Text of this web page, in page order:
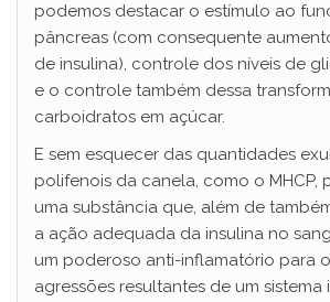
podemos destacar o estímulo ao
pâncreas (com consequente
de insulina), controle dos níveis de
e o controle também dessa
carboidratos em açúcar.
E sem esquecer das quantidades
polifenois da canela, como o MHCP,
uma substância que, além de
a ação adequada da insulina no
um poderoso anti-inflamatório para
agressões resultantes de um